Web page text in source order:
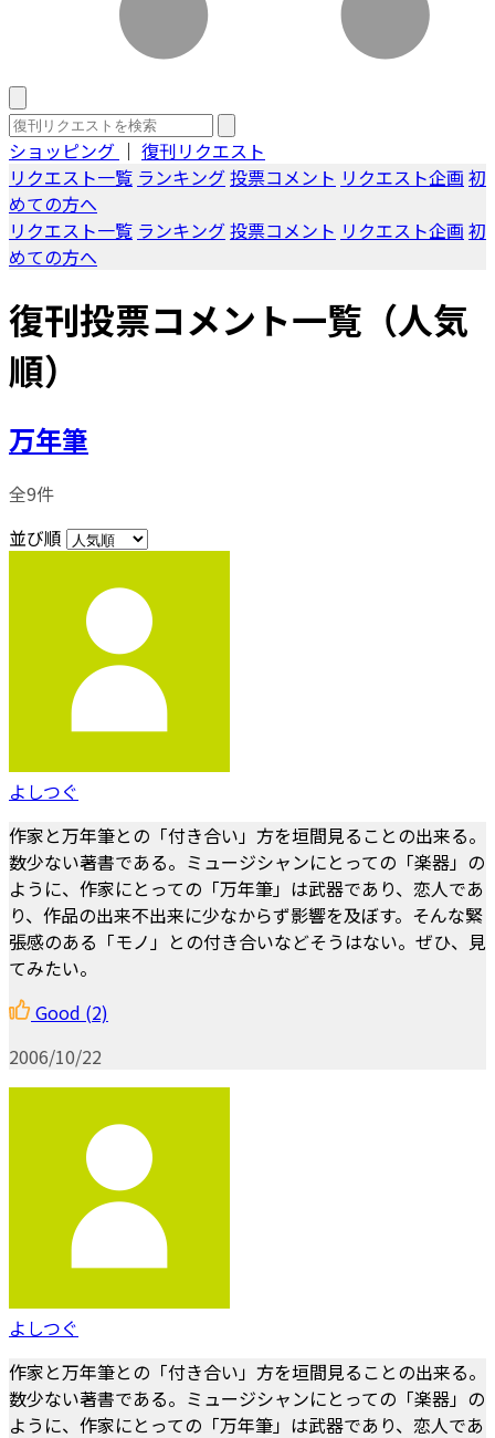
ショッピング ｜ 復刊リクエスト
リクエスト一覧 ランキング投票コメント リクエスト企画 初
めての方へ
リクエスト一覧 ランキング投票コメント リクエスト企画 初
めての方へ
復刊投票コメント一覧（人気
順）
万年筆
全9件
並び順
よしつぐ
作家と万年筆との「付き合い」方を垣間見ることの出来る。
数少ない著書である。ミュージシャンにとっての「楽器」の
ように、作家にとっての「万年筆」は武器であり、恋人であ
り、作品の出来不出来に少なからず影響を及ぼす。そんな緊
張感のある「モノ」との付き合いなどそうはない。ぜひ、見
てみたい。
Good (2)
2006/10/22
よしつぐ
作家と万年筆との「付き合い」方を垣間見ることの出来る。
数少ない著書である。ミュージシャンにとっての「楽器」の
ように、作家にとっての「万年筆」は武器であり、恋人であ